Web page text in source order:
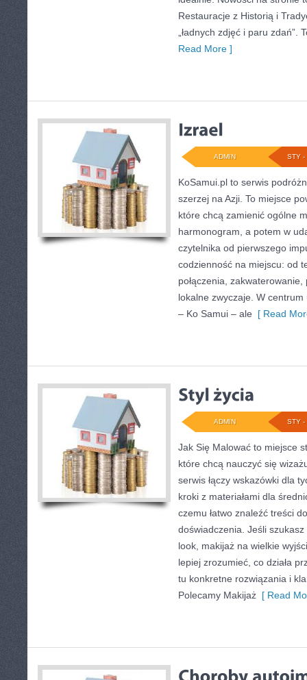
Restauracje z Historią i
„ładnych zdjęć i paru zdań”.
Read More ]
STY -
ADMIN
KoSamui.pl to serwis
szerzej na Azji. To miejsce
które chcą zamienić ogólne
harmonogram, a potem w
czytelnika od pierwszego
codzienność na miejscu: od
połączenia,
lokalne zwyczaje. W centrum
– Ko Samui – ale [ Read
STY -
ADMIN
Jak Się Malować to miejsce
które chcą nauczyć się
serwis łączy wskazówki dla
kroki z materiałami dla
czemu łatwo znaleźć treści
doświadczenia. Jeśli
look, makijaż na wielkie
lepiej zrozumieć, co działa
tu konkretne rozwiązania i
Polecamy Makijaż [ Read